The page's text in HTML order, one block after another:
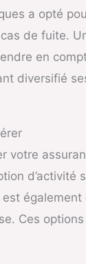
a opté
de fuite.
en
diversifié
Ces